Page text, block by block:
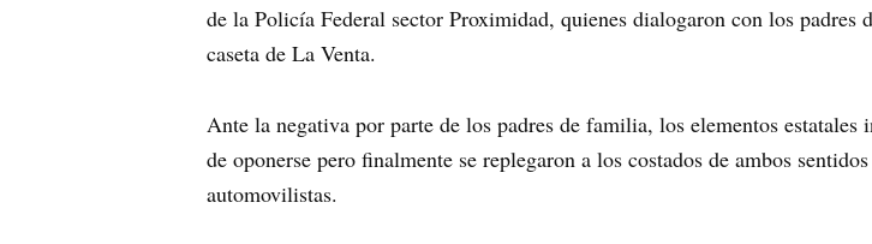
de la Policía Federal sector Proximidad, quienes dialogaron con los
caseta de La Venta.
Ante la negativa por parte de los padres de familia, los elementos
de oponerse pero finalmente se replegaron a los costados de ambos
automovilistas.